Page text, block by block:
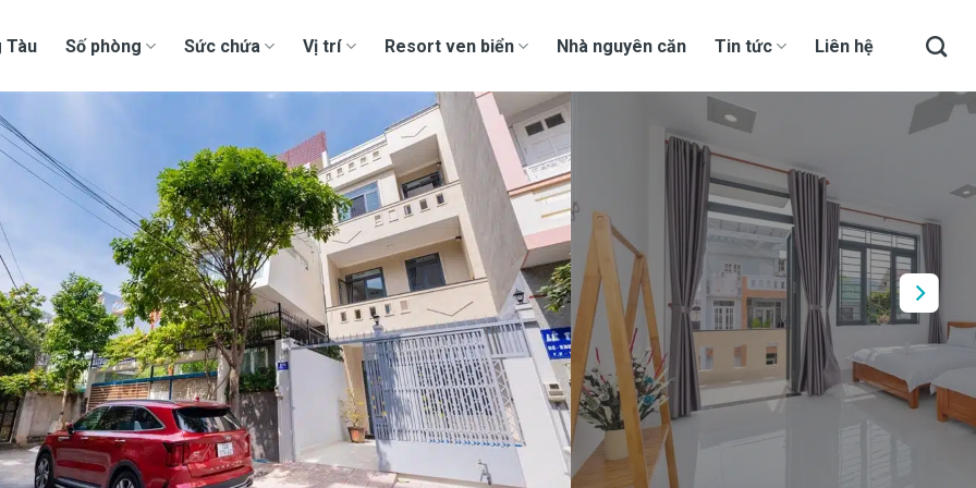
Tàu Số phòng Sức chứa Vị trí Resort ven biển Nhà nguyên căn Tin tức Liên hệ